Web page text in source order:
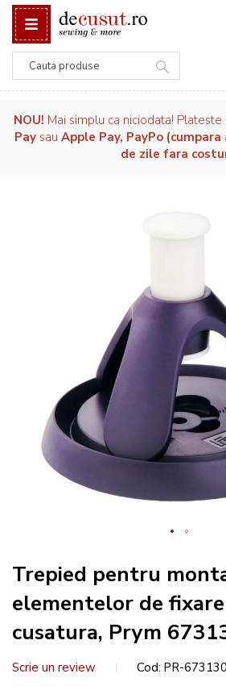
NOU! Mai simplu ca niciodata! Plateste
Pay sau Apple Pay, PayPo
de zile fara
Trepied pentru
elementelor de
cusatura, Prym
Scrie un review Cod PR-673130